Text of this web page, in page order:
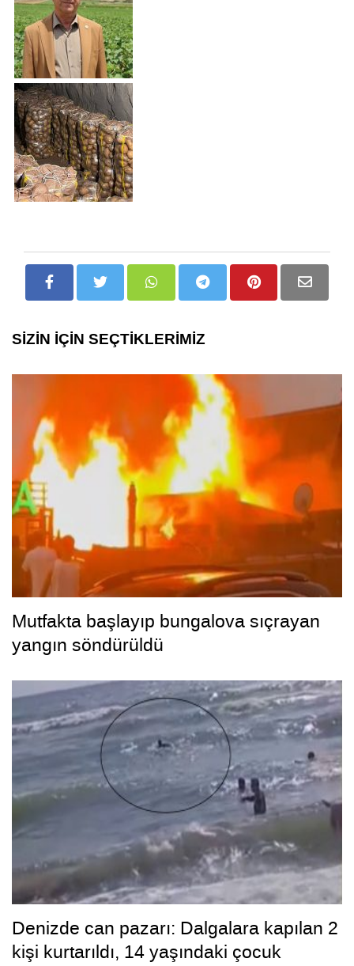
SİZİN İÇİN SEÇTİKLERİMİZ
Mutfakta başlayıp bungalova sıçrayan
yangın söndürüldü
Denizde can pazarı: Dalgalara kapılan 2
kişi kurtarıldı, 14 yaşındaki çocuk